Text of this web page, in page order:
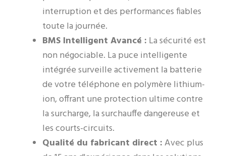
interruption et des performances fiables
toute la journée.
BMS Intelligent Avancé : La sécurité est
non négociable. La puce intelligente
intégrée surveille activement la batterie
de votre téléphone en polymère lithium-
ion, offrant une protection ultime contre
la surcharge, la surchauffe dangereuse et
les courts-circuits.
Qualité du fabricant direct :Avec plus